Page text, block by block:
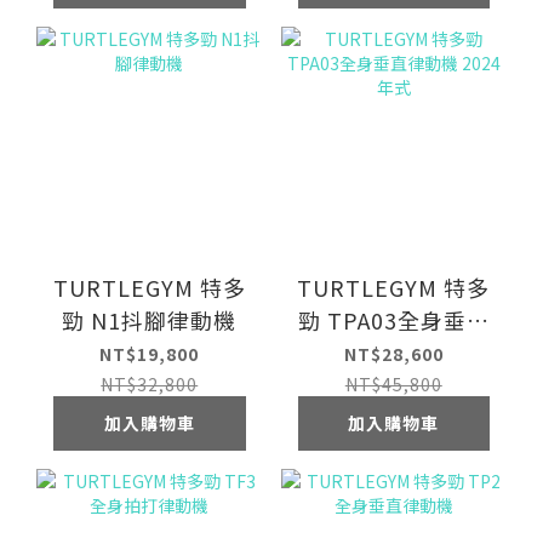
TURTLEGYM 特多
勁 N1抖腳律動機
NT$19,800
NT$32,800
加入購物車
TURTLEGYM 特多
勁 TPA03全身垂直
律動機 2024年式
NT$28,600
NT$45,800
加入購物車